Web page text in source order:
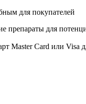
для покупателей
препараты для
Master Card или Visa